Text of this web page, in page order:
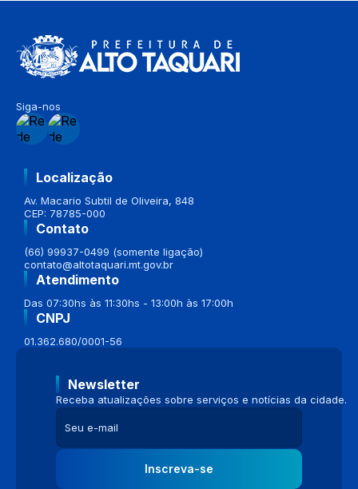
Siga-nos
Localização
Av. Macario Subtil de Oliveira, 848
CEP: 78785-000
Contato
(66) 99937-0499 (somente ligação)
contato@altotaquari.mt.gov.br
Atendimento
Das 07:30hs às 11:30hs - 13:00h às 17:00h
CNPJ
01.362.680/0001-56
Newsletter
Receba atualizações sobre serviços e notícias da cidade.
Inscreva-se